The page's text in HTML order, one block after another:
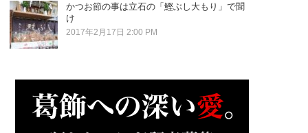
かつお節の事は立石の「鰹ぶし大もり」で聞
け
2017年2月17日 2:00 PM